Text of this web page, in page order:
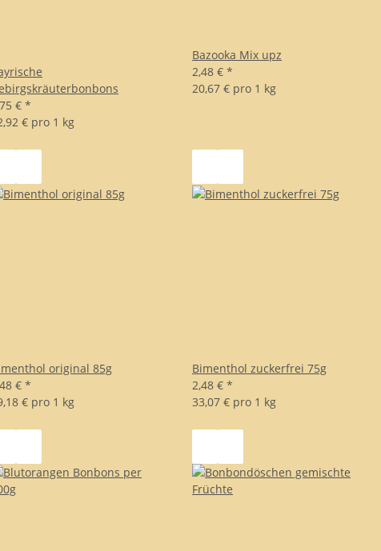
€ *
€ pro 1 kg
Bazooka Mix upz
2,48 € *
20,67 € pro 1 kg
original 85g
€ *
€ pro 1 kg
Bimenthol zuckerfrei 75g
2,48 € *
33,07 € pro 1 kg